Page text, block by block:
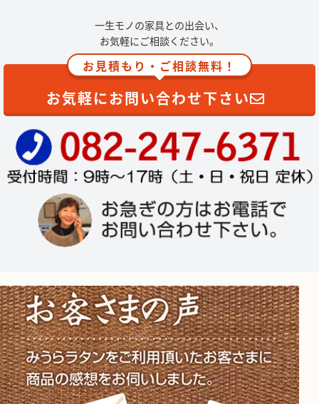
一生モノの家具との出会い、
お気軽にご相談ください。
お見積もり・ご相談無料！
お気軽にお問い合わせ下さい